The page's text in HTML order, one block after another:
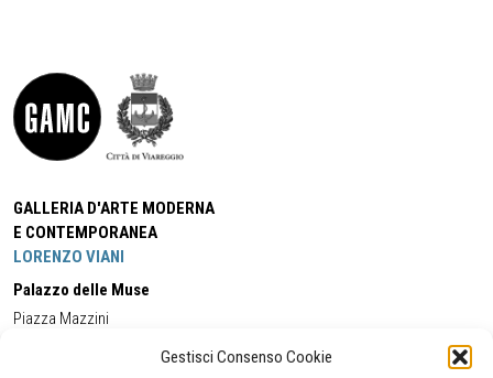
Gestisci Consenso Cookie
GALLERIA D'ARTE MODERNA
E CONTEMPORANEA
LORENZO VIANI
Palazzo delle Muse
Piazza Mazzini
Cell:+39 338 5714978 (orario apertura Galleria)